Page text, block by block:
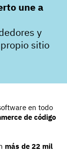
une a
y
sitio
en todo
de código
más de 22 mil